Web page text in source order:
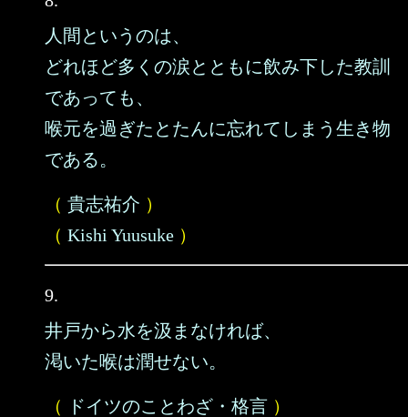
人間というのは、
どれほど多くの涙とともに飲み下した教訓
であっても、
喉元を過ぎたとたんに忘れてしまう生き物
である。
（ 貴志祐介 ）
（ Kishi Yuusuke ）
9.
井戸から水を汲まなければ、
渇いた喉は潤せない。
（ ドイツのことわざ・格言 ）